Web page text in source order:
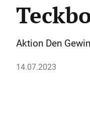
Aktion Den
14.07.2023